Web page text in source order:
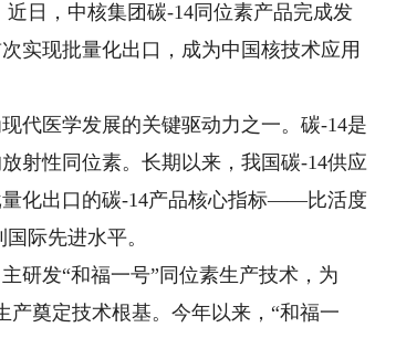
日，中核集团碳-14同位素产品完成发
实现批量化出口，成为中国核技术应用
医学发展的关键驱动力之一。碳-14是
射性同位素。长期以来，我国碳-14供应
化出口的碳-14产品核心指标——比活度
际先进水平。
发“和福一号”同位素生产技术，为
产奠定技术根基。今年以来，“和福一